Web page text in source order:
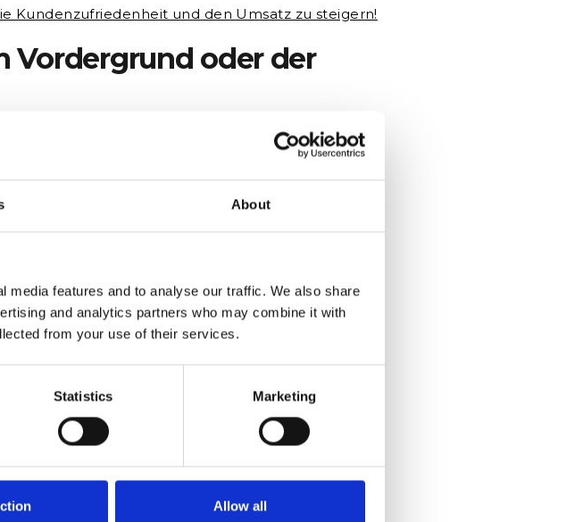
About
features and to analyse our traffic. We also share
and analytics partners who may combine it with
from your use of their services.
Statistics Marketing
Allow all
Kundenzufriedenheit und den Umsatz zu steigern!
Vordergrund oder der
Grund dafür ist: Die Kundenzufriedenheit bzw. -
da er ja der Endverbraucher ist, welcher Ihr
Voice of the Customer Fragebogen:
Feedback einholen, können ihr Produkt gezielt
Sie bereits den ersten Schritt in die richtige
ist aber nicht ausreichend.Anschließend sollte
erfolgen, in der Sie die gewonnenen Feedback-
Ihren Service konkret verbessern zu können.
& Analyse &
stellen sich natürlich einige Fragen: